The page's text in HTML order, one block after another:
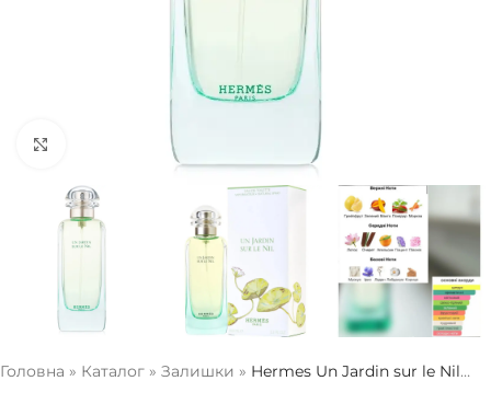
Натисніть, щоб збільшити
Головна » Каталог » Залишки » Hermes Un Jardin sur le Nil